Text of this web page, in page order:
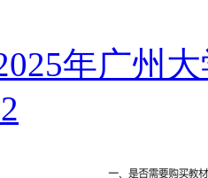
年广州